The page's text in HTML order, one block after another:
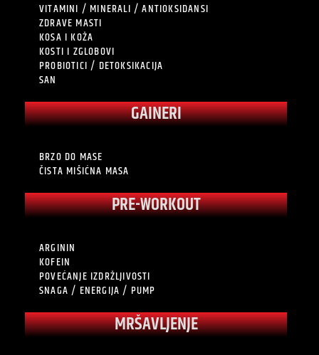
VITAMINI / MINERALI / ANTIOKSIDANSI
ZDRAVE MASTI
KOSA I KOŽA
KOSTI I ZGLOBOVI
PROBIOTICI / DETOKSIKACIJA
SAN
GAINERI
BRZO DO MASE
ČISTA MIŠIĆNA MASA
PRE-WORKOUT
ARGININ
KOFEIN
POVEĆANJE IZDRŽLJIVOSTI
SNAGA / ENERGIJA / PUMP
MRŠAVLJENJE